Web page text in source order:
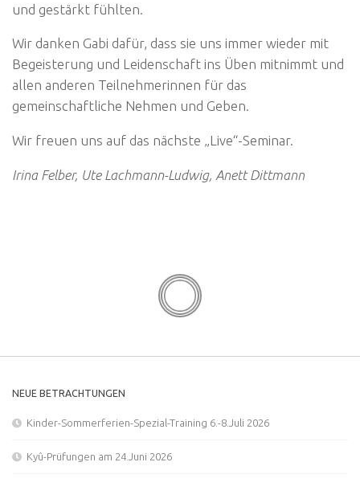
und gestärkt fühlten.
Wir danken Gabi dafür, dass sie uns immer wieder mit
Begeisterung und Leidenschaft ins Üben mitnimmt und
allen anderen Teilnehmerinnen für das
gemeinschaftliche Nehmen und Geben.
Wir freuen uns auf das nächste „Live“-Seminar.
Irina Felber, Ute Lachmann-Ludwig, Anett Dittmann
NEUE BETRACHTUNGEN
Kinder-Sommerferien-Spezial-Training 6.-8.Juli 2026
Kyû-Prüfungen am 24.Juni 2026